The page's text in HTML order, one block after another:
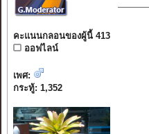
คะแนนกลอนของผู้นี้ 413
ออฟไลน์
เพศ:
กระทู้: 1,352